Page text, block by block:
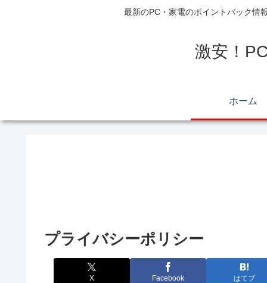
最新のPC・家電のポイントバック情
激安！
ホーム
プライバシーポリシー
X Facebook はてブ